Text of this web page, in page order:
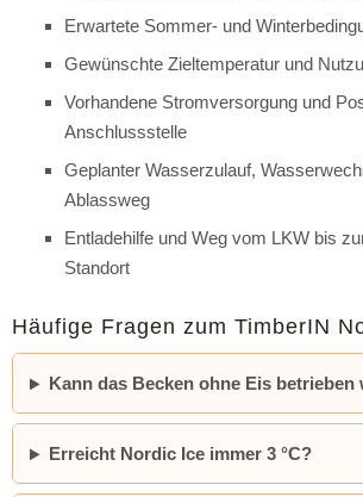
Erwartete Sommer- und
Gewünschte Zieltemperatur und
Vorhandene Stromversorgung und
Anschlussstelle
Geplanter Wasserzulauf,
Ablassweg
Entladehilfe und Weg vom LKW bis
Standort
Häufige Fragen zum TimberIN
Kann das Becken ohne Eis betrieben
Erreicht Nordic Ice immer 3 °C?